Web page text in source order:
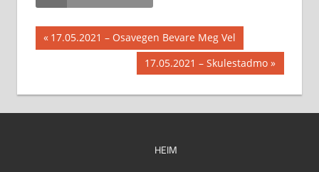
Innleggsnavigasjon
Previous
Post:
17.05.2021 – Osavegen Bevare Meg Vel
Next
Post:
17.05.2021 – Skulestadmo
HEIM